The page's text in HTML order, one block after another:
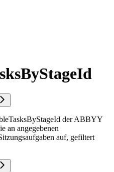
der ABBYY
an angegebenen
auf, gefiltert